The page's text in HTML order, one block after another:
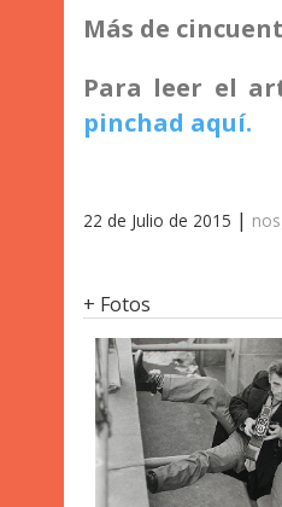
Más de
Para leer el
pinchad aquí.
22 de Julio de 2015 |
+ Fotos